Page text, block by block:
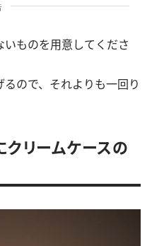
ものを用意してくださ
ので、それよりも一回り
クリームケースの